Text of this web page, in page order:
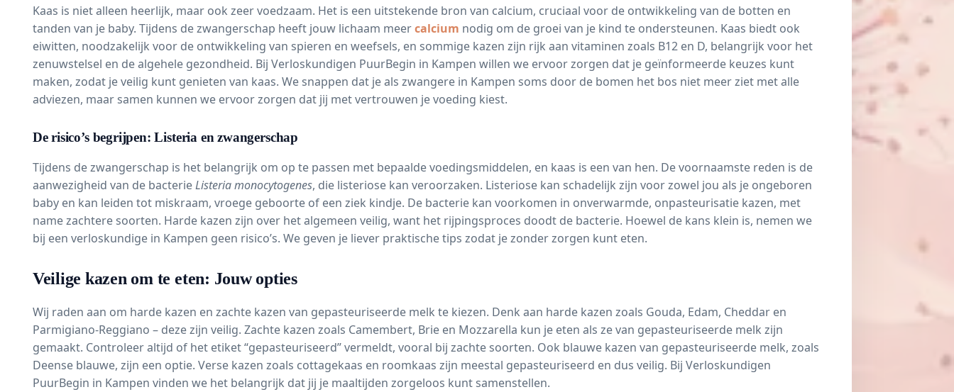
Kaas is niet alleen heerlijk, maar ook zeer voedzaam. Het is een uitstekende bron van calcium, cruciaal voor de ontwikkeling van de botten en
tanden van je baby. Tijdens de zwangerschap heeft jouw lichaam meercalcium nodig om de groei van je kind te ondersteunen. Kaas biedt ook
eiwitten, noodzakelijk voor de ontwikkeling van spieren en weefsels, en sommige kazen zijn rijk aan vitaminen zoals B12 en D, belangrijk voor het
zenuwstelsel en de algehele gezondheid. Bij Verloskundigen PuurBegin in Kampen willen we ervoor zorgen dat je geïnformeerde keuzes kunt
maken, zodat je veilig kunt genieten van kaas. We snappen dat je als zwangere in Kampen soms door de bomen het bos niet meer ziet met alle
adviezen, maar samen kunnen we ervoor zorgen dat jij met vertrouwen je voeding kiest.
De risico’s begrijpen: Listeria en zwangerschap
Tijdens de zwangerschap is het belangrijk om op te passen met bepaalde voedingsmiddelen, en kaas is een van hen. De voornaamste reden is de
aanwezigheid van de bacterieListeriamonocytogenes, die listeriose kan veroorzaken. Listeriose kan schadelijk zijn voor zowel jou als je ongeboren
baby en kan leiden tot miskraam, vroege geboorte of een ziek kindje. De bacterie kan voorkomen in onverwarmde, onpasteurisatie kazen, met
name zachtere soorten. Harde kazen zijn over het algemeen veilig, want het rijpingsproces doodt de bacterie. Hoewel de kans klein is, nemen we
bij een verloskundige in Kampen geen risico’s. We geven je liever praktische tips zodat je zonder zorgen kunt eten.
Veilige kazen om te eten: Jouw opties
Wij raden aan om harde kazen en zachte kazen van gepasteuriseerde melk te kiezen. Denk aan harde kazen zoals Gouda, Edam, Cheddar en
Parmigiano-Reggiano – deze zijn veilig. Zachte kazen zoals Camembert, Brie en Mozzarella kun je eten als ze van gepasteuriseerde melk zijn
gemaakt. Controleer altijd of het etiket “gepasteuriseerd” vermeldt, vooral bij zachte soorten. Ook blauwe kazen van gepasteuriseerde melk, zoals
Deense blauwe, zijn een optie. Verse kazen zoals cottagekaas en roomkaas zijn meestal gepasteuriseerd en dus veilig. Bij Verloskundigen
PuurBegin in Kampen vinden we het belangrijk dat jij je maaltijden zorgeloos kunt samenstellen.